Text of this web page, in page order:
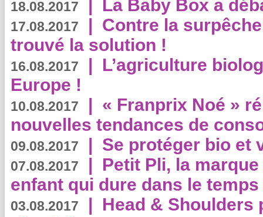
18.08.2017 | La Baby Box a
17.08.2017 | Contre la
trouvé la solution !
16.08.2017 | L’agriculture
Europe !
10.08.2017 | « Franprix Noé »
nouvelles tendances de
09.08.2017 | Se protéger bio et
07.08.2017 | Petit Pli, la
enfant qui dure dans le temps
03.08.2017 | Head & Shoulders